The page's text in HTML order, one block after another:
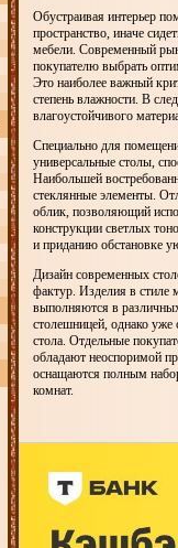
Обустраивая интерьер
пространство, иначе
мебели. Современный
покупателю выбрать
Это наиболее важный
степень влажности. В
влагоустойчивого
Специально для
универсальные столы,
Наибольшей
стеклянные элементы.
облик, позволяющий
конструкции светлых
и приданию обстановке
Дизайн современных
фактур. Изделия в стиле
выполняются в
столешницей, однако уже
стола. Отдельные
обладают неоспоримой
оснащаются полным
комнат.